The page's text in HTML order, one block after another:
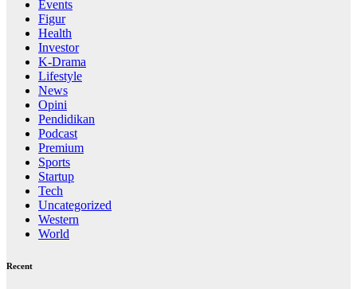
Events
Figur
Health
Investor
K-Drama
Lifestyle
News
Opini
Pendidikan
Podcast
Premium
Sports
Startup
Tech
Uncategorized
Western
World
Recent